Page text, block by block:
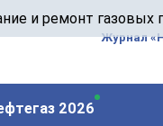
и ремонт газовых
сервисом
поршневых
ИНН 7802588950
Журнал
2026